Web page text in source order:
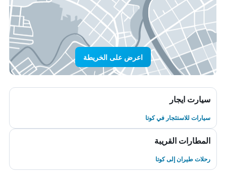
اعرض على الخريطة
سيارت ايجار
سيارات للاستئجار في كوتا
المطارات القريبة
رحلات طيران إلى كوتا